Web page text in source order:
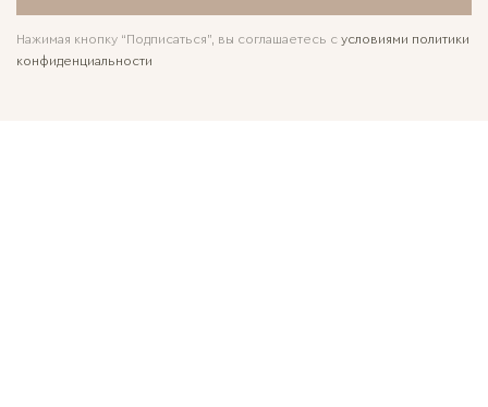
Нажимая кнопку “Подписаться”, вы соглашаетесь с условиями политики
конфиденциальности